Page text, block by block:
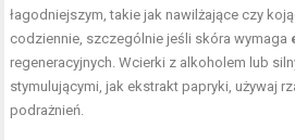
łagodniejszym, takie jak nawilżające czy
codziennie, szczególnie jeśli skóra wymaga
regeneracyjnych. Wcierki z alkoholem lub
stymulującymi, jak ekstrakt papryki, używaj
podrażnień.